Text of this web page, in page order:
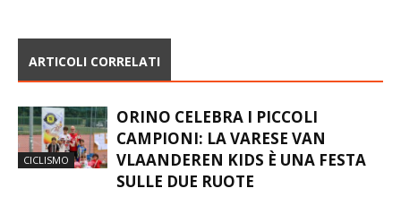
ARTICOLI CORRELATI
CICLISMO
ORINO CELEBRA I PICCOLI
CAMPIONI: LA VARESE VAN
VLAANDEREN KIDS È UNA FESTA
SULLE DUE RUOTE